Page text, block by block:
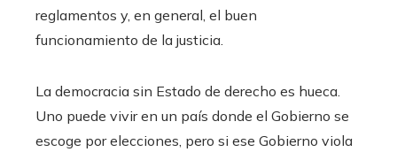
reglamentos y, en general, el buen
funcionamiento de la justicia.
La democracia sin Estado de derecho es hueca.
Uno puede vivir en un país donde el Gobierno se
escoge por elecciones, pero si ese Gobierno viola